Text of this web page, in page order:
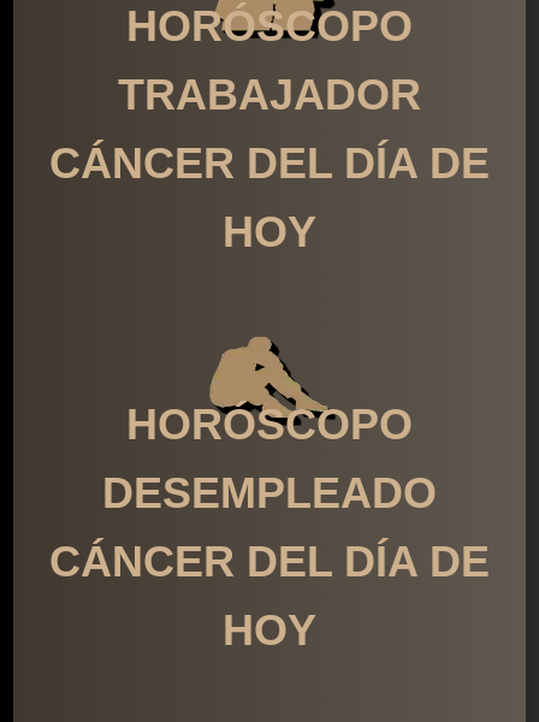
HORÓSCOPO
TRABAJADOR
CÁNCER DEL DÍA DE
HOY
HORÓSCOPO
DESEMPLEADO
CÁNCER DEL DÍA DE
HOY